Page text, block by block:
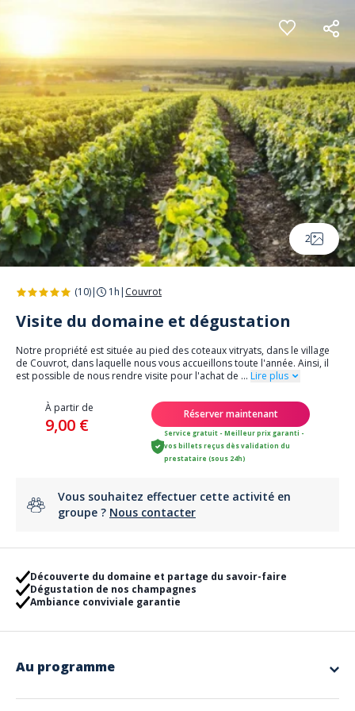
2
(10)| 1h | Couvrot
Visite du domaine et dégustation
Notre propriété est située au pied des coteaux vitryats, dans le village
de Couvrot, dans laquelle nous vous accueillons toute l'année. Ainsi, il
est possible de nous rendre visite pour l'achat de ... Lire plus
À partir de
9,00 €
Réserver maintenant
Service gratuit - Meilleur prix garanti -
vos billets reçus dès validation du
prestataire (sous 24h)
Vous souhaitez effectuer cette activité en
groupe ? Nous contacter
Découverte du domaine et partage du savoir-faire
Dégustation de nos champagnes
Ambiance conviviale garantie
Au programme
de fabrication, puisque nous produisons nos cuvées sur place et